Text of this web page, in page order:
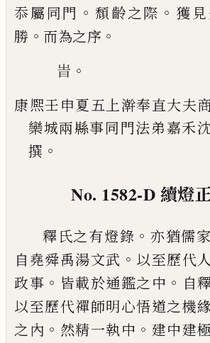
忝屬同門 。 頹齡之際 。 獲
勝 。 而為之序 。
旹 。
康熈壬申夏五上澣奉直大夫
欒城兩縣事同門法弟嘉禾
撰 。
No. 1582-D 續燈
釋氏之有燈錄 。亦猶儒
自堯舜禹湯文武 。 以至歷代
政事 。 皆載於通鑑之中 。 自
以至歷代禪師明心悟道之機緣
之內 。 然精一執中 。 建中建極